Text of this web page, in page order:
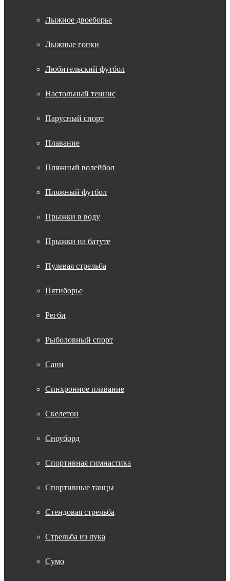
Лыжное двоеборье
Лыжные гонки
Любительский футбол
Настольный теннис
Парусный спорт
Плавание
Пляжный волейбол
Пляжный футбол
Прыжки в воду
Прыжки на батуте
Пулевая стрельба
Пятиборье
Регби
Рыболовный спорт
Сани
Синхронное плавание
Скелетон
Сноуборд
Спортивная гимнастика
Спортивные танцы
Стендовая стрельба
Стрельба из лука
Сумо